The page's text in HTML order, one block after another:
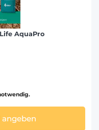
AquaPro